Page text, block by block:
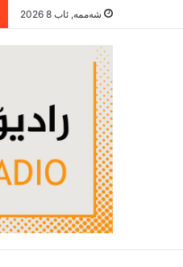
شەممە, ئاب 8 2026